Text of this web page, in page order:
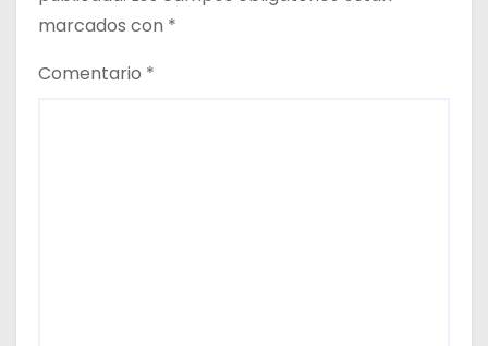
marcados con *
Comentario *